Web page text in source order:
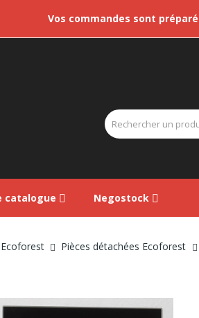
Vos commandes sont
catalogue Negostock
Ecoforest Pièces détachées Ecoforest